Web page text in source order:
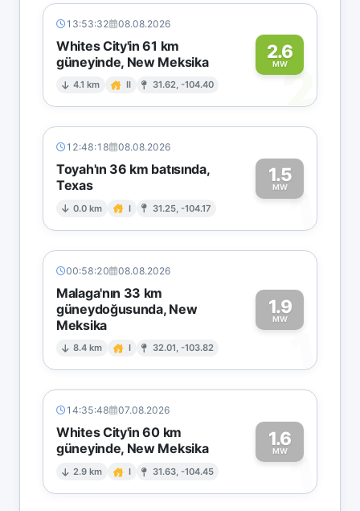
13:53:32 08.08.2026
Whites City'in 61 km
güneyinde, New Meksika
4.1 km II 31.62, -104.40
2.6
MW2
12:48:18 08.08.2026
Toyah'ın 36 km batısında,
Texas
0.0 km I 31.25, -104.17
1.5
MW1
00:58:20 08.08.2026
Malaga'nın 33 km
güneydoğusunda, New
Meksika
8.4 km I 32.01, -103.82
1.9
MW
1
14:35:48 07.08.2026
Whites City'in 60 km
güneyinde, New Meksika
2.9 km I 31.63, -104.45
1.6
MW1